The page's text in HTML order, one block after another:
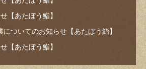
【あたぼう鮨】
についてのお知らせ【あたぼう鮨】
【あたぼう鮨】